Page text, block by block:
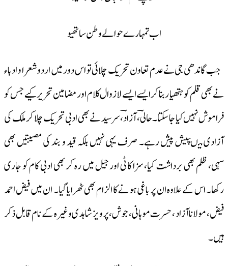
اب تمہارے حوالے وطن ساتھیو
جب گاندھی جی نے عدم تعاون تحریک چلائی تو اس دور میں اردو شعرا و ادباء
نے بھی قلم کو ہتھیار بنا کر ایسے ایسے لازوال کلام اور مضامین تحریر کیے جس کو
فراموش نہیں کیا جا سکتا۔حالیؔ، آزادؔ،سرسید نے بھی ادبی تحریک چلا کر ملک کی
آزادی میںپیش پیش رہے۔ صرف یہی نہیں بلکہ قید و بند کی مصیبتیں بھی
سہی، ظلم بھی برداشت کیا، سزا کاٹی اور جیل میں رہ کر بھی ادبی کام کو جاری
رکھا۔ اس کے علاوہ ان پر باغی ہونے کا الزام بھی ٹھرایا گیا۔ ان میں فیض احمد
فیض، مولانا آزاد ، حسرت موہانی، جوش ، پرویز شاہدی وغیرہ کے نام قابل ذکر
ہیں۔